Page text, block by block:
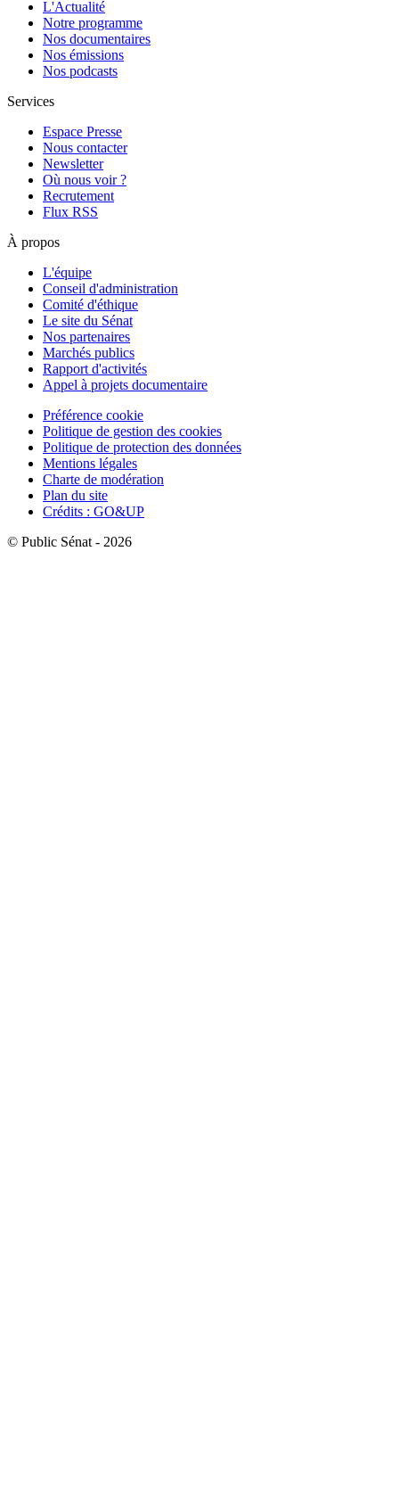
L'Actualité
Notre programme
Nos documentaires
Nos émissions
Nos podcasts
Services
Espace Presse
Nous contacter
Newsletter
Où nous voir ?
Recrutement
Flux RSS
À propos
L'équipe
Conseil d'administration
Comité d'éthique
Le site du Sénat
Nos partenaires
Marchés publics
Rapport d'activités
Appel à projets documentaire
Préférence cookie
Politique de gestion des cookies
Politique de protection des données
Mentions légales
Charte de modération
Plan du site
Crédits : GO&UP
© Public Sénat - 2026